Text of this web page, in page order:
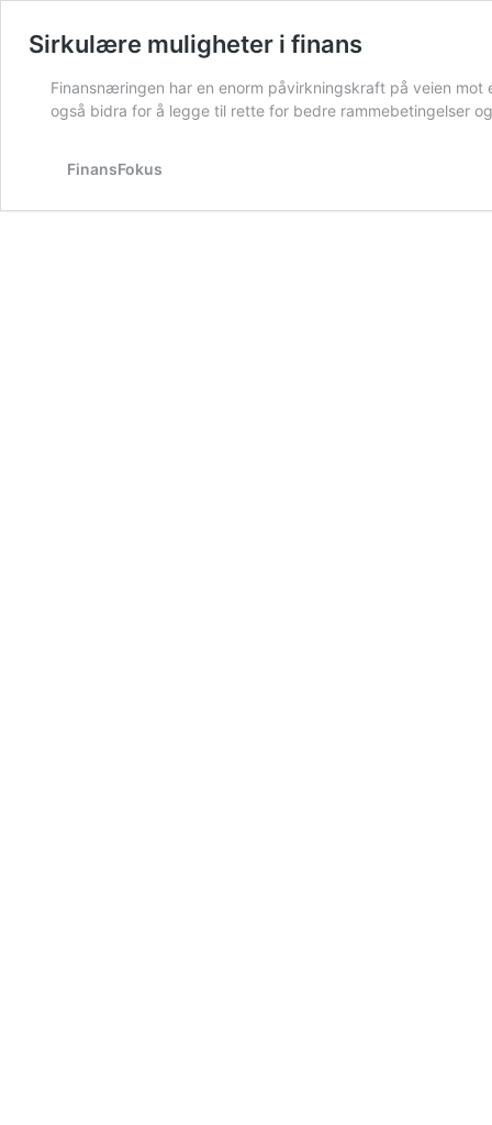
Sirkulære muligheter i finans
Finansnæringen har en enorm påvirkningskraft på veien
også bidra for å legge til rette for bedre rammebetingelser
FinansFokus